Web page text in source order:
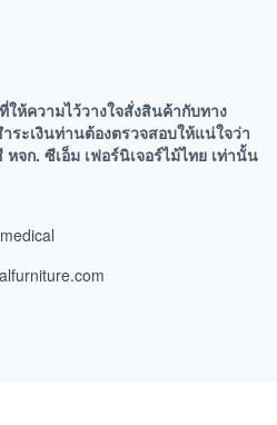
ห้ความไว้วางใจสั่งสินค้ากับทาง
ระเงินท่านต้องตรวจสอบให้แน่ใจว่า
ก. ซีเอ็ม เฟอร์นิเจอร์ไม้ไทย เท่านั้น